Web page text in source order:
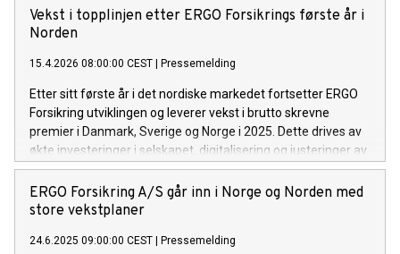
sykefraværet – og hvilke tiltak som faktisk kan bidra til å få
ned fraværet.
Vekst i topplinjen etter ERGO Forsikrings første år i
Norden
15.4.2026 08:00:00 CEST | Pressemelding
Etter sitt første år i det nordiske markedet fortsetter ERGO
Forsikring utviklingen og leverer vekst i brutto skrevne
premier i Danmark, Sverige og Norge i 2025. Dette drives av
økte investeringer i selskapet, digitalisering og justeringer av
den langsiktige nordiske vekststrategien. ERGO Forsikring
kunngjør samtidig lanseringen av helseforsikring i Danmark.
ERGO Forsikring A/S går inn i Norge og Norden med
store vekstplaner
24.6.2025 09:00:00 CEST | Pressemelding